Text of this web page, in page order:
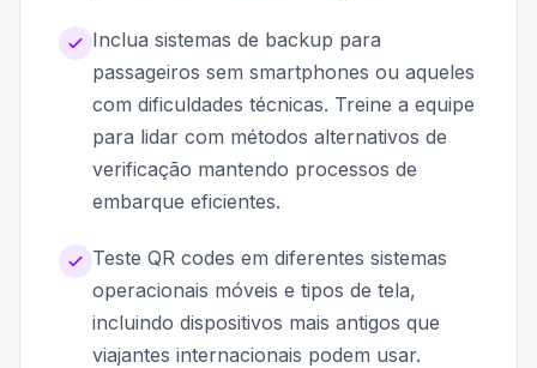
Inclua sistemas de backup para
passageiros sem smartphones ou aqueles
com dificuldades técnicas. Treine a equipe
para lidar com métodos alternativos de
verificação mantendo processos de
embarque eficientes.
Teste QR codes em diferentes sistemas
operacionais móveis e tipos de tela,
incluindo dispositivos mais antigos que
viajantes internacionais podem usar.